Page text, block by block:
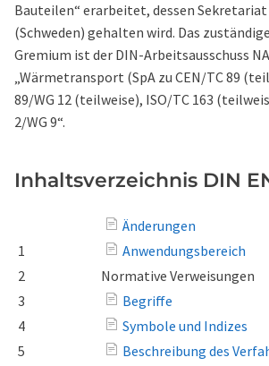
Bauteilen“ erarbeitet, dessen Sekretariat
(Schweden) gehalten wird. Das
Gremium ist der DIN-Arbeitsausschuss
„Wärmetransport (SpA zu CEN/TC 89
89/WG 12 (teilweise), ISO/TC 163
2/WG 9“.
Inhaltsverzeichnis DIN
Änderungen
1
Anwendungsbereich
2
Normative Verweisungen
3
Begriffe
4
Symbole und Indizes
5
Beschreibung des